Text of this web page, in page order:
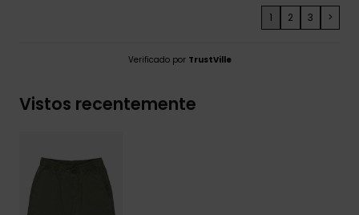
1 2 3 >
Verificado por TrustVille
Vistos recentemente